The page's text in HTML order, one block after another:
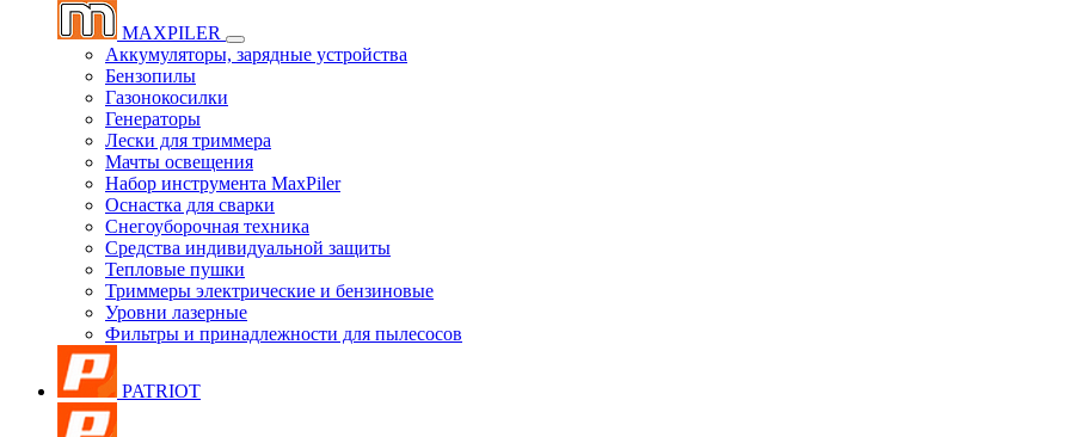
MAXPILER
Аккумуляторы, зарядные устройства
Бензопилы
Газонокосилки
Генераторы
Лески для триммера
Мачты освещения
Набор инструмента MaxPiler
Оснастка для сварки
Снегоуборочная техника
Средства индивидуальной защиты
Тепловые пушки
Триммеры электрические и бензиновые
Уровни лазерные
Фильтры и принадлежности для пылесосов
PATRIOT